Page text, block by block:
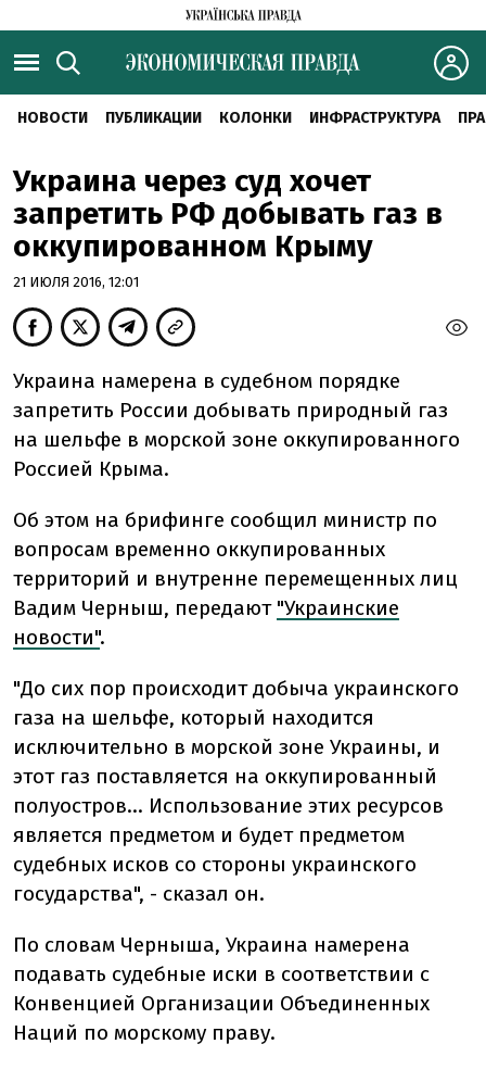
НОВОСТИ ПУБЛИКАЦИИ КОЛОНКИ ИНФРАСТРУКТУРА
Украина через суд хочет
запретить РФ добывать газ в
оккупированном Крыму
21 ИЮЛЯ 2016, 12:01
Украина намерена в судебном порядке
запретить России добывать природный газ
на шельфе в морской зоне оккупированного
Россией Крыма.
Об этом на брифинге сообщил министр по
вопросам временно оккупированных
территорий и внутренне перемещенных лиц
Вадим Черныш, передают "Украинские
новости".
"До сих пор происходит добыча украинского
газа на шельфе, который находится
исключительно в морской зоне Украины, и
этот газ поставляется на оккупированный
полуостров... Использование этих ресурсов
является предметом и будет предметом
судебных исков со стороны украинского
государства", - сказал он.
По словам Черныша, Украина намерена
подавать судебные иски в соответствии с
Конвенцией Организации Объединенных
Наций по морскому праву.